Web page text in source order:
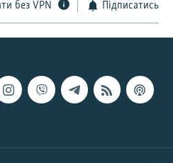
без VPN Підписатись